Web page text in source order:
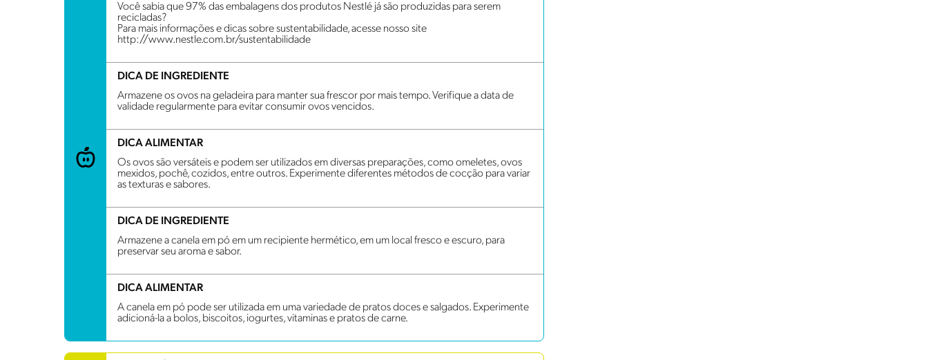
Você sabia que 97% das embalagens dos produtos Nestlé já são produzidas para serem
recicladas?
Para mais informações e dicas sobre sustentabilidade, acesse nosso site
http://www.nestle.com.br/sustentabilidade
DICA DE INGREDIENTE
Armazene os ovos na geladeira para manter sua frescor por mais tempo. Verifique a data de
validade regularmente para evitar consumir ovos vencidos.
DICA ALIMENTAR
Os ovos são versáteis e podem ser utilizados em diversas preparações, como omeletes, ovos
mexidos, pochê, cozidos, entre outros. Experimente diferentes métodos de cocção para variar
as texturas e sabores.
DICA DE INGREDIENTE
Armazene a canela em pó em um recipiente hermético, em um local fresco e escuro, para
preservar seu aroma e sabor.
DICA ALIMENTAR
A canela em pó pode ser utilizada em uma variedade de pratos doces e salgados. Experimente
adicioná-la a bolos, biscoitos, iogurtes, vitaminas e pratos de carne.